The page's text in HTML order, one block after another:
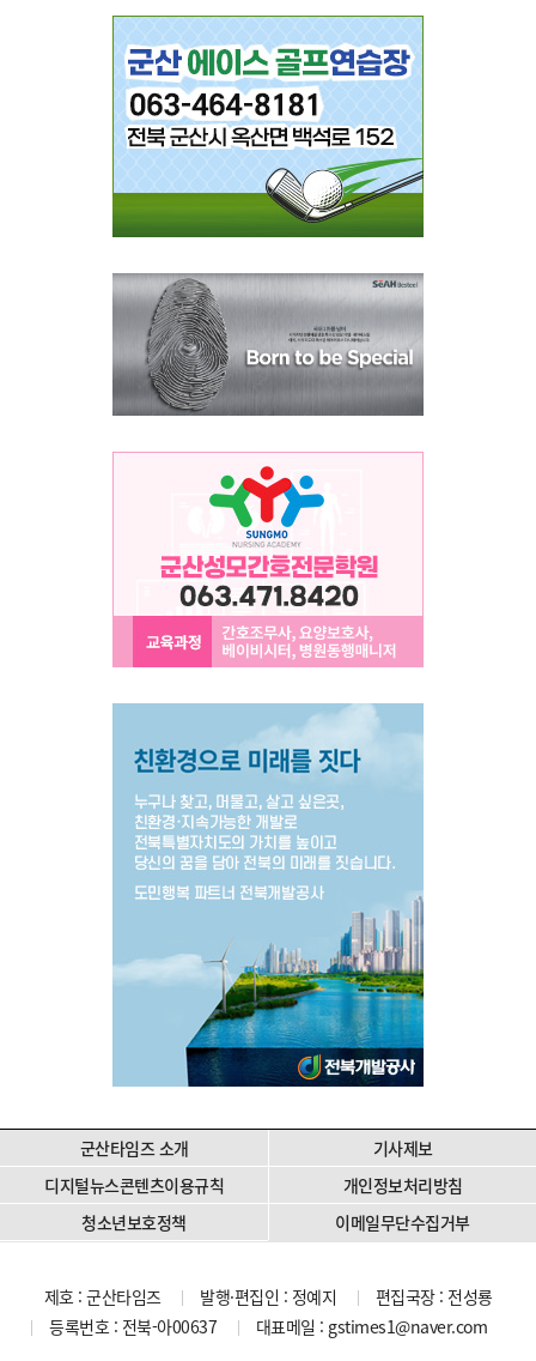
군산타임즈 소개
기사제보
디지털뉴스콘텐츠이용규칙
개인정보처리방침
청소년보호정책
이메일무단수집거부
제호 : 군산타임즈 발행·편집인 : 정예지
편집국장 : 전성룡
등록번호 : 전북-아00637
대표메일 : gstimes1@naver.com